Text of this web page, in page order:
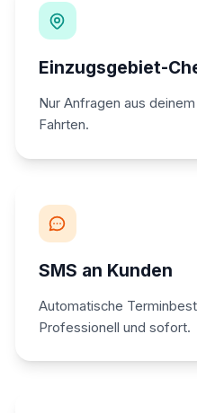
Einzugsgebiet-
Nur Anfragen aus
Fahrten.
SMS an Kunden
Automatische
Professionell und sofort.